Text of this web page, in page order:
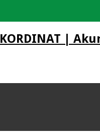
KORDINAT |